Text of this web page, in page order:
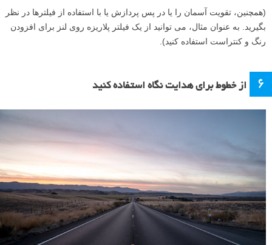
(همچنین، تقویت آسمان را یا در پس پردازش یا با استفاده از فیلترها در نظر
بگیرید. به عنوان مثال، می توانید از یک فیلتر پلاریزه روی لنز برای افزودن
رنگ و کنتراست استفاده کنید).
۶ از خطوط برای هدایت نگاه استفاده کنید